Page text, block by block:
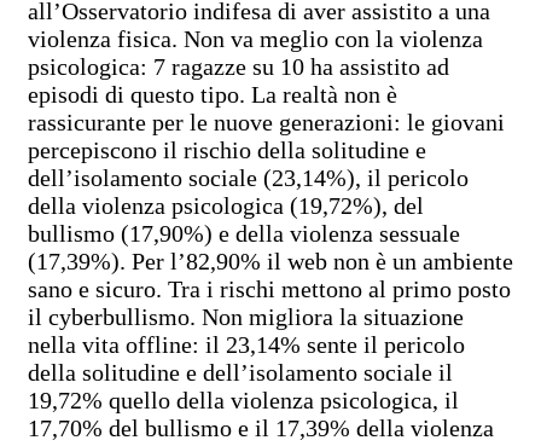
all’Osservatorio indifesa di aver assistito a una
violenza fisica. Non va meglio con la violenza
psicologica: 7 ragazze su 10 ha assistito ad
episodi di questo tipo. La realtà non è
rassicurante per le nuove generazioni: le giovani
percepiscono il rischio della solitudine e
dell’isolamento sociale (23,14%), il pericolo
della violenza psicologica (19,72%), del
bullismo (17,90%) e della violenza sessuale
(17,39%). Per l’82,90% il web non è un ambiente
sano e sicuro. Tra i rischi mettono al primo posto
il cyberbullismo. Non migliora la situazione
nella vita offline: il 23,14% sente il pericolo
della solitudine e dell’isolamento sociale il
19,72% quello della violenza psicologica, il
17,70% del bullismo e il 17,39% della violenza